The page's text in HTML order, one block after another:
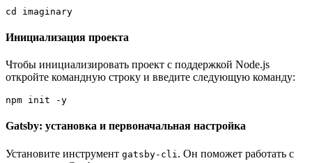
cd imaginary
Инициализация проекта
Чтобы инициализировать проект с поддержкой Node.js
откройте командную строку и введите следующую команду:
npm init -y
Gatsby: установка и первоначальная настройка
Установите инструмент gatsby-cli . Он поможет работать с